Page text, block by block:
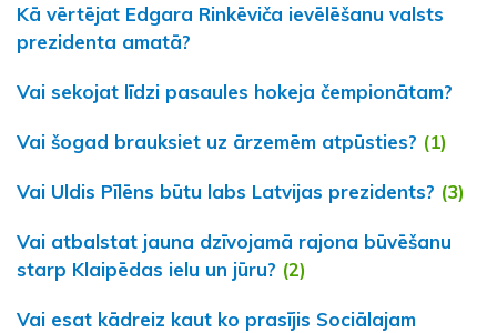
Kā vērtējat Edgara Rinkēviča ievēlēšanu valsts
prezidenta amatā?
Vai sekojat līdzi pasaules hokeja čempionātam?
Vai šogad brauksiet uz ārzemēm atpūsties? (1)
Vai Uldis Pīlēns būtu labs Latvijas prezidents? (3)
Vai atbalstat jauna dzīvojamā rajona būvēšanu
starp Klaipēdas ielu un jūru? (2)
Vai esat kādreiz kaut ko prasījis Sociālajam